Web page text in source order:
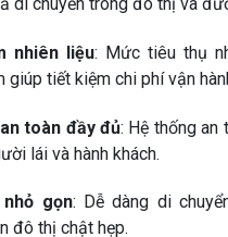
nhiên liệu: Mức tiêu thụ
giúp tiết kiệm chi phí vận
toàn đầy đủ: Hệ thống an
lái và hành khách.
gọn: Dễ dàng di
đô thị chật hẹp.